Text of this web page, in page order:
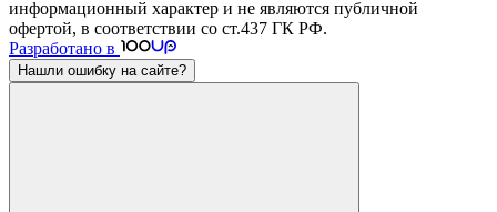
информационный характер и не являются публичной
офертой, в соответствии со ст.437 ГК РФ.
Разработано в
Нашли ошибку на сайте?